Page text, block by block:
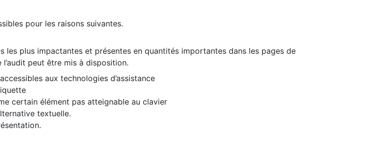
pour les raisons suivantes.
les plus impactantes et présentes en quantités importantes dans les pages de
peut être mis à disposition.
aux technologies d’assistance
certain élément pas atteignable au clavier
textuelle.